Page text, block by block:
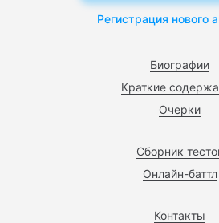
Биографии
Краткие
Очерки
Сборник
Онлайн-баттл
Контакты
Регистрация нового